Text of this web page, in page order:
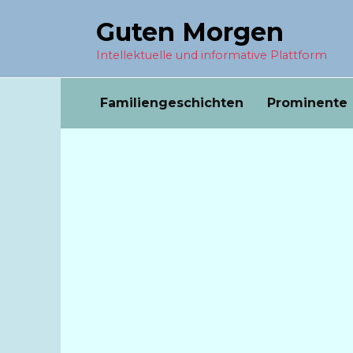
Guten Morgen
Intellektuelle und informative Plattform
Familiengeschichten Prominente